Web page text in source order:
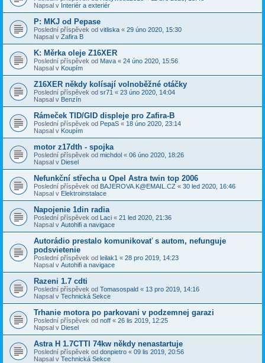
Napsal v Interiér a exteriér
P: MKJ od Pepase
Poslední příspěvek od vitliska « 29 úno 2020, 15:30
Napsal v Zafira B
K: Měrka oleje Z16XER
Poslední příspěvek od Mava « 24 úno 2020, 15:56
Napsal v Koupím
Z16XER někdy kolísají volnoběžné otáčky
Poslední příspěvek od sr71 « 23 úno 2020, 14:04
Napsal v Benzín
Rámeček TID/GID displeje pro Zafira-B
Poslední příspěvek od PepaS « 18 úno 2020, 23:14
Napsal v Koupím
motor z17dth - spojka
Poslední příspěvek od michdol « 06 úno 2020, 18:26
Napsal v Diesel
Nefunkční střecha u Opel Astra twin top 2006
Poslední příspěvek od BAJEROVA.K@EMAIL.CZ « 30 led 2020, 16:46
Napsal v Elektroinstalace
Napojenie 1din radia
Poslední příspěvek od Laci « 21 led 2020, 21:36
Napsal v Autohifi a navigace
Autorádio prestalo komunikovať s autom, nefunguje
podsvietenie
Poslední příspěvek od leilak1 « 28 pro 2019, 14:23
Napsal v Autohifi a navigace
Razeni 1.7 cdti
Poslední příspěvek od Tomasospald « 13 pro 2019, 14:16
Napsal v Technická Sekce
Trhanie motora po parkovani v podzemnej garazi
Poslední příspěvek od noff « 26 lis 2019, 12:25
Napsal v Diesel
Astra H 1.7CTTI 74kw někdy nenastartuje
Poslední příspěvek od donpietro « 09 lis 2019, 20:56
Napsal v Technická Sekce